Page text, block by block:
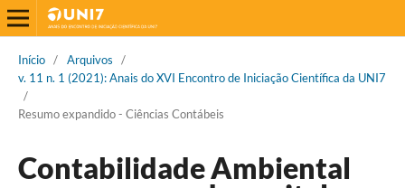
Início / Arquivos
/
v. 11 n. 1 (2021): Anais do XVI Encontro de Iniciação Científica da UNI7
/
Resumo expandido - Ciências Contábeis
Contabilidade Ambiental